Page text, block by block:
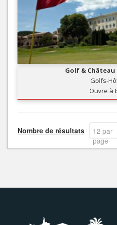
Golf & Château
Golfs-
Ouvre à
Nombre de résultats
12 par
page